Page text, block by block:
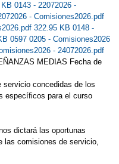
0143 - 22072026 -
- Comisiones2026.pdf
322.95 KB 0148 -
0597 0205 - Comisiones2026
- 24072026.pdf
MEDIAS Fecha de
servicio concedidas de los
específicos para el curso
dictará las oportunas
las comisiones de servicio,